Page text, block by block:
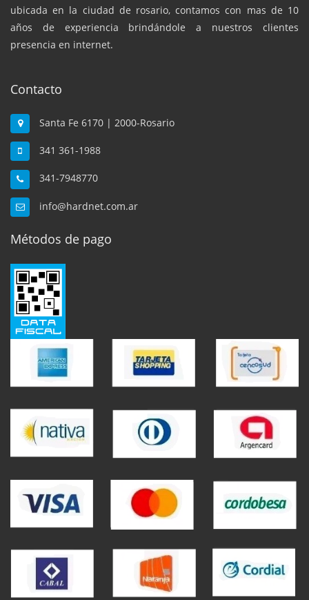
ubicada en la ciudad de rosario, contamos con mas de 10
años de experiencia brindándole a nuestros clientes
presencia en internet.
Contacto
Santa Fe 6170 | 2000-Rosario
341 361-1988
341-7948770
info@hardnet.com.ar
Métodos de pago